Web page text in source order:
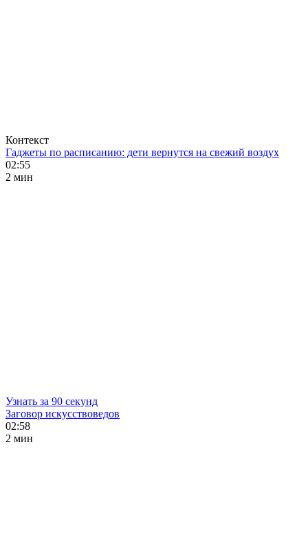
Контекст
Гаджеты по расписанию: дети вернутся на свежий воздух
02:55
2 мин
Узнать за 90 секунд
Заговор искусствоведов
02:58
2 мин